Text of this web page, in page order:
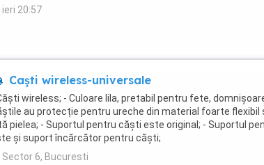
ieri 20:57
Caști wireless-universale
wireless; - Culoare lila, pretabil pentru fete,
au protecție pentru ureche din material foarte flexibil
pielea; - Suportul pentru căști este original; - Suportul
și suport încărcător pentru căști;
Sector 6, Bucuresti